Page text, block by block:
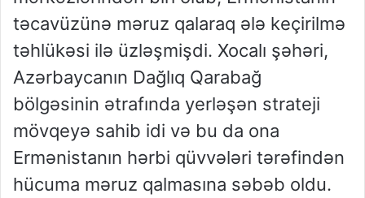
təcavüzünə məruz qalaraq ələ keçirilmə
təhlükəsi ilə üzləşmişdi. Xocalı şəhəri,
Azərbaycanın Dağlıq Qarabağ
bölgəsinin ətrafında yerləşən strateji
mövqeyə sahib idi və bu da ona
Ermənistanın hərbi qüvvələri tərəfindən
hücuma məruz qalmasına səbəb oldu.